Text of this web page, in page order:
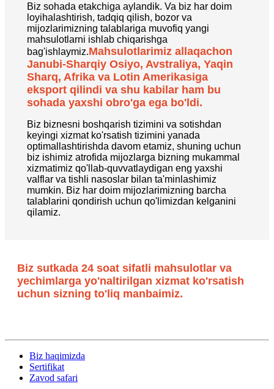
Biz sohada etakchiga aylandik. Va biz har doim
loyihalashtirish, tadqiq qilish, bozor va
mijozlarimizning talablariga muvofiq yangi
mahsulotlarni ishlab chiqarishga
bag'ishlaymiz.Mahsulotlarimiz allaqachon
Janubi-Sharqiy Osiyo, Avstraliya, Yaqin
Sharq, Afrika va Lotin Amerikasiga
eksport qilindi va shu kabilar ham bu
sohada yaxshi obro'ga ega bo'ldi.
Biz biznesni boshqarish tizimini va sotishdan
keyingi xizmat ko'rsatish tizimini yanada
optimallashtirishda davom etamiz, shuning uchun
biz ishimiz atrofida mijozlarga bizning mukammal
xizmatimiz qo'llab-quvvatlaydigan eng yaxshi
valflar va tishli nasoslar bilan ta'minlashimiz
mumkin. Biz har doim mijozlarimizning barcha
talablarini qondirish uchun qo'limizdan kelganini
qilamiz.
Biz sutkada 24 soat sifatli mahsulotlar va
yechimlarga yo'naltirilgan xizmat ko'rsatish
uchun sizning to'liq manbaimiz.
Biz haqimizda
Sertifikat
Zavod safari